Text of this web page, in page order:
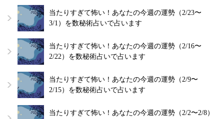
当たりすぎて怖い！あなたの今週の運勢（2/23〜
3/1）を数秘術占いで占います
当たりすぎて怖い！あなたの今週の運勢（2/16〜
2/22）を数秘術占いで占います
当たりすぎて怖い！あなたの今週の運勢（2/9〜
2/15）を数秘術占いで占います
当たりすぎて怖い！あなたの今週の運勢（2/2〜2/8）